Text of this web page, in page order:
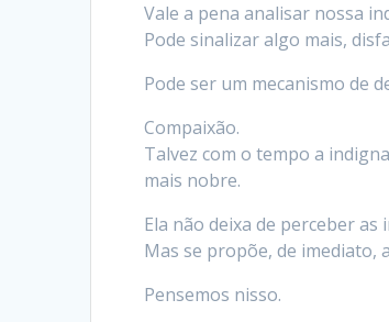
Vale a pena analisar nossa
Pode sinalizar algo mais,
Pode ser um mecanismo de
Compaixão.
Talvez com o tempo a
mais nobre.
Ela não deixa de perceber
Mas se propõe, de
Pensemos nisso.